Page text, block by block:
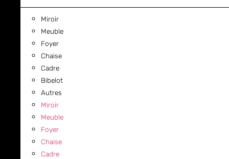
Miroir
Meuble
Foyer
Chaise
Cadre
Bibelot
Autres
Miroir
Meuble
Foyer
Chaise
Cadre